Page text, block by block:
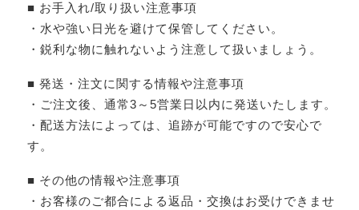
■ お手入れ/取り扱い注意事項
・水や強い日光を避けて保管してください。
・鋭利な物に触れないよう注意して扱いましょう。
■ 発送・注文に関する情報や注意事項
・ご注文後、通常3～5営業日以内に発送いたします。
・配送方法によっては、追跡が可能ですので安心で
す。
■ その他の情報や注意事項
・お客様のご都合による返品・交換はお受けできませ